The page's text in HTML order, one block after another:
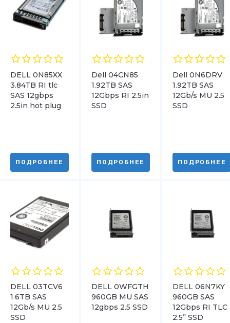
DELL 0N85XX
3.84TB RI tlc
SAS 12gbps
2.5in hot plug
ПОДРОБНЕЕ
Dell 04CN85
1.92TB SAS
12Gbps RI 2.5in
SSD
ПОДРОБНЕЕ
Dell 0N6DRV
1.92TB SAS
12Gb/s MU 2.5
SSD
ПОДРОБНЕЕ
DELL 03TCV6
1.6TB SAS
12Gb/s MU 2.5
SSD
DELL 0WFGTH
960GB MU SAS
12gbps 2.5 SSD
DELL 06N7KY
960GB SAS
12Gbps RI TLC
2.5” SSD